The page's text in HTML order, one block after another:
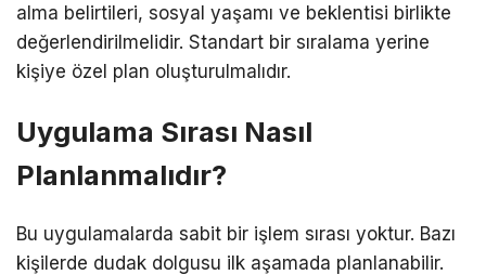
alma belirtileri, sosyal yaşamı ve beklentisi birlikte
değerlendirilmelidir. Standart bir sıralama yerine
kişiye özel plan oluşturulmalıdır.
Uygulama Sırası Nasıl
Planlanmalıdır?
Bu uygulamalarda sabit bir işlem sırası yoktur. Bazı
kişilerde dudak dolgusu ilk aşamada planlanabilir.